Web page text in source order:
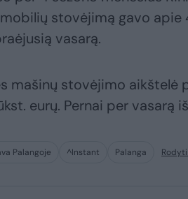
stovėjimą gavo apie
vasarą.
mašinų stovėjimo
eurų. Pernai per vasarą
Palangoje ^Instant Palanga